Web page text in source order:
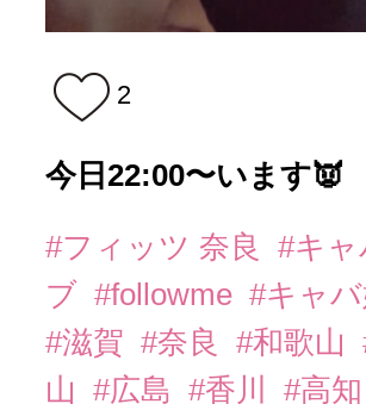
2
今日22:00〜います👿
#フィッツ 奈良 #キャ
ブ #followme #キャ
#滋賀 #奈良 #和歌山
山
#広島 #香川 #高知